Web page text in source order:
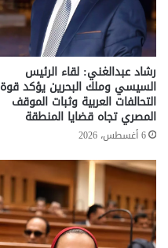
رشاد عبدالغني: لقاء الرئيس
السيسي وملك البحرين يؤكد قوة
التحالفات العربية وثبات الموقف
المصري تجاه قضايا المنطقة
6 أغسطس، 2026